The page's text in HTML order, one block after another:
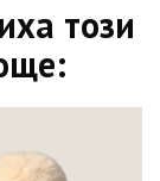
този